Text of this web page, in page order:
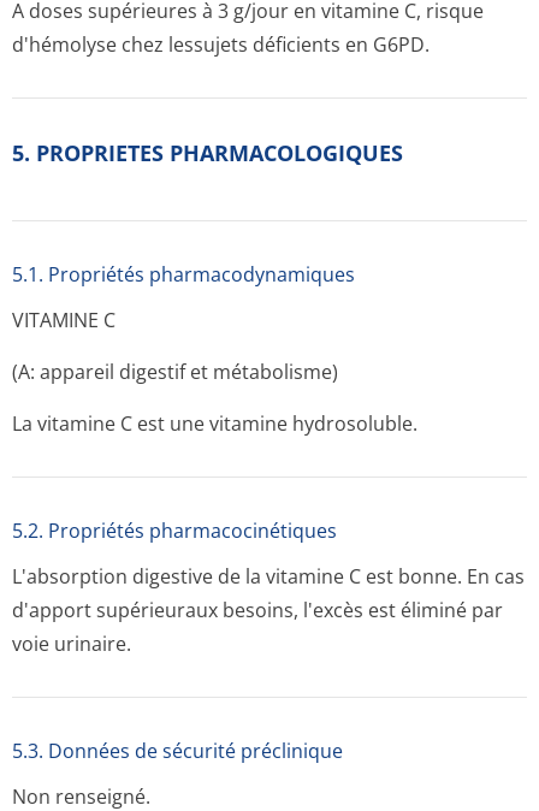
A doses supérieures à 3 g/jour en vitamine C, risque
d'hémolyse chez lessujets déficients en G6PD.
5. PROPRIETES PHARMACOLOGIQUES
5.1. Propriétés pharmacodynami­ques
VITAMINE C
(A: appareil digestif et métabolisme)
La vitamine C est une vitamine hydrosoluble.
5.2. Propriétés pharmacocinéti­ques
L'absorption digestive de la vitamine C est bonne. En cas
d'apport supérieuraux besoins, l'excès est éliminé par
voie urinaire.
5.3. Données de sécurité préclinique
Non renseigné.